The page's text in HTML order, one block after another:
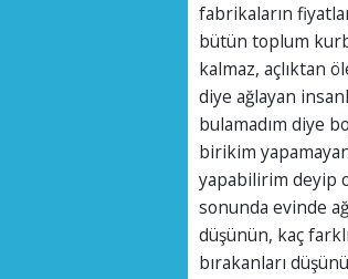
fabrikaların
bütün toplum
kalmaz, açlıktan
diye ağlayan
bulamadım diye
birikim
yapabilirim deyip
sonunda evinde
düşünün, kaç
bırakanları